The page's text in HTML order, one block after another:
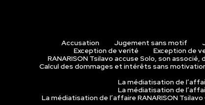
Accusation Jugement sans motif
Exception de verité
Exception de
RANARISON Tsilavo accuse Solo, son
Calcul des dommages et intérêts sans
La médiatisation de
La médiatisation de
La médiatisation de l’affaire RANARISON